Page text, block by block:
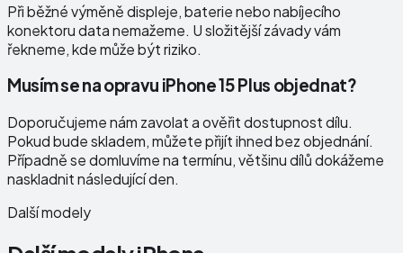
Při běžné výměně displeje, baterie nebo nabíjecího
konektoru data nemažeme. U složitější závady vám
řekneme, kde může být riziko.
Musím se na opravu iPhone 15 Plus objednat?
Doporučujeme nám zavolat a ověřit dostupnost dílu.
Pokud bude skladem, můžete přijít ihned bez objednání.
Případně se domluvíme na termínu, většinu dílů dokážeme
naskladnit následující den.
Další modely